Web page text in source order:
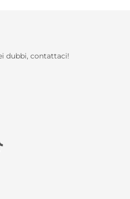
dubbi, contattaci!